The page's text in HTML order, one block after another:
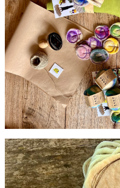
SI ETS UNA
BOTIGA
CONTACTA PER FORMAR
PART DEL RAMAT